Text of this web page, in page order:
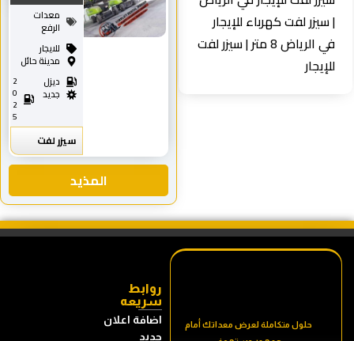
| سيزر لفت كهرباء للإيجار
في الرياض 8 متر | سيزر لفت
للإيجار
المذيد
معدات
الرفع
للايجار
مدينة حائل
ديزل
جديد
سيزر لفت
حلول متكاملة لعرض معداتك أمام
روابط
سريعه
اضافة اعلان
جديد